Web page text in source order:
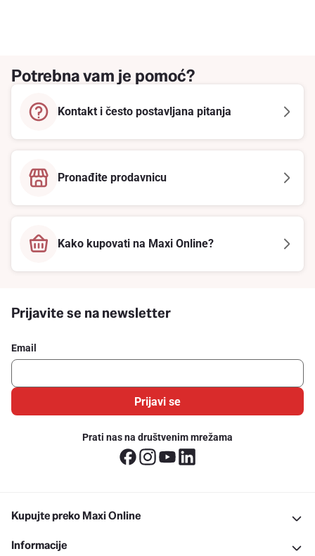
Potrebna vam je pomoć?
Kontakt i često postavljana pitanja
Pronađite prodavnicu
Kako kupovati na Maxi Online?
Prijavite se na newsletter
Email
Prijavi se
Prati nas na društvenim mrežama
Kupujte preko Maxi Online
Informacije